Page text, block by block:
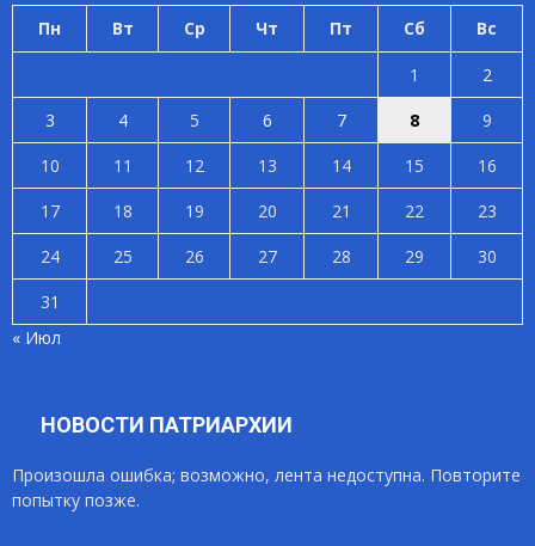
Пн Вт Ср Чт Пт Сб Вс
1
2
3
4 5 6 7 8
9
10
11 12 13 14 15
16
17
18 19 20 21 22
23
24
25 26 27 28 29
30
31
« Июл
НОВОСТИ ПАТРИАРХИИ
Произошла ошибка; возможно, лента недоступна. Повторите
попытку позже.